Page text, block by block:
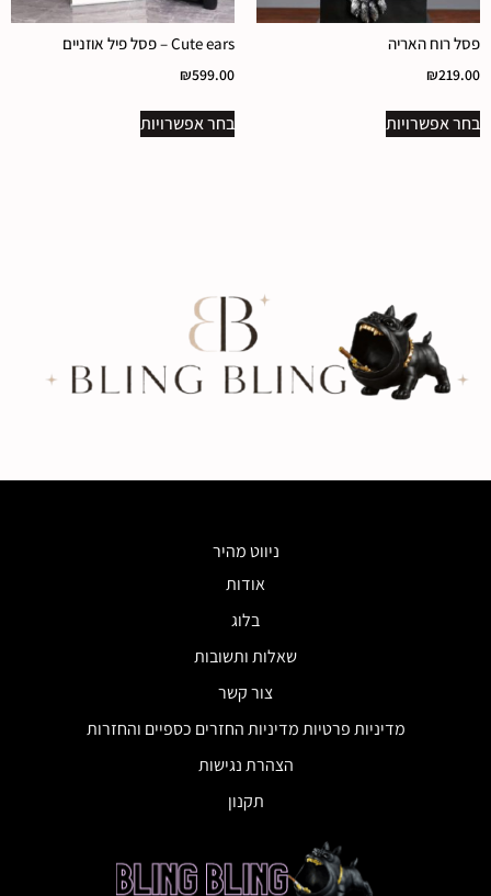
פסל רוח האריה
₪219.00
בחר אפשרויות
Cute ears – פסל פיל אוזניים
₪599.00
בחר אפשרויות
ניווט מהיר
אודות
בלוג
שאלות ותשובות
צור קשר
מדיניות פרטיות מדיניות החזרים כספיים והחזרות
הצהרת נגישות
תקנון